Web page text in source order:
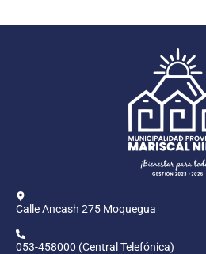
Calle Ancash 275 Moquegua
053-458000 (Central Telefónica)